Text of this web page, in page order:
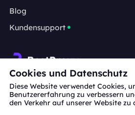
Blog
Kundensupport
Zusammenarbeit:
Cookies und Datenschutz
Diese Website verwendet Cookies,
Benutzererfahrung zu verbessern
den Verkehr auf unserer Website zu